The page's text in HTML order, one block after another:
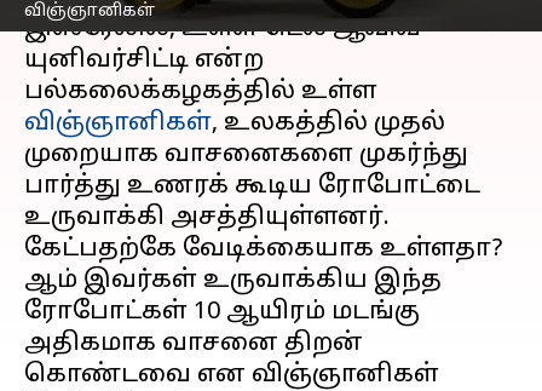
விஞ்ஞானிகள்
இஸ்ரேலில், உள்ள டெல் ஆவிவ்
யுனிவர்சிட்டி என்ற
பல்கலைக்கழகத்தில் உள்ள
விஞ்ஞானிகள், உலகத்தில் முதல்
முறையாக வாசனைகளை முகர்ந்து
பார்த்து உணரக் கூடிய ரோபோட்டை
உருவாக்கி அசத்தியுள்ளனர்.
கேட்பதற்கே வேடிக்கையாக உள்ளதா?
ஆம் இவர்கள் உருவாக்கிய இந்த
ரோபோட்கள் 10 ஆயிரம் மடங்கு
அதிகமாக வாசனை திறன்
கொண்டவை என விஞ்ஞானிகள்